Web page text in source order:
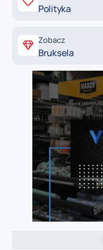
Polityka
Zobacz
Bruksela